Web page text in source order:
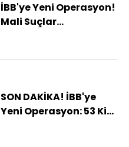
İBB'ye Yeni Operasyon!
Mali Suçlar
SON DAKİKA! İBB'ye
Yeni Operasyon: 53 Kişi